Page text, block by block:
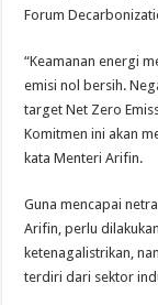
Forum
“Keamanan energi
emisi nol bersih.
target Net Zero
Komitmen ini akan
kata Menteri Arifin.
Guna mencapai
Arifin, perlu
ketenagalistrikan,
terdiri dari sektor